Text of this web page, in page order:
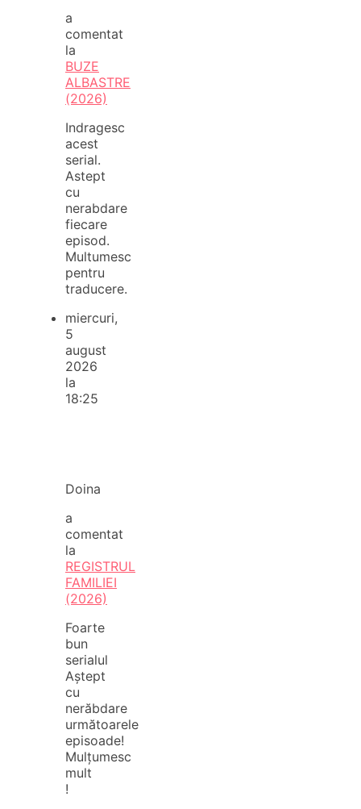
a
comentat
la
BUZE
ALBASTRE
(2026)
Indragesc
acest
serial.
Astept
cu
nerabdare
fiecare
episod.
Multumesc
pentru
traducere.
miercuri,
5
august
2026
la
18:25
Doina
a
comentat
la
REGISTRUL
FAMILIEI
(2026)
Foarte
bun
serialul
Aștept
cu
nerăbdare
următoarele
episoade!
Mulțumesc
mult
!